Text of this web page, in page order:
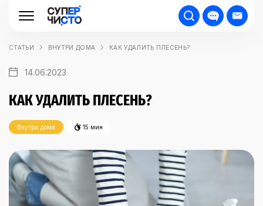
СТАТЬИ ВНУТРИ ДОМА КАК УДАЛИТЬ ПЛЕСЕНЬ?
14.06.2023
КАК УДАЛИТЬ ПЛЕСЕНЬ?
Внутри дома 15 мин